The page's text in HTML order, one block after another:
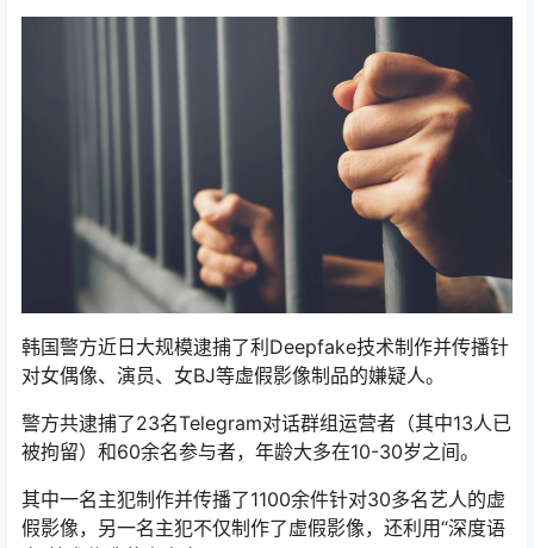
韩国警方近日大规模逮捕了利Deepfake技术制作并传播针
对女偶像、演员、女BJ等虚假影像制品的嫌疑人。
警方共逮捕了23名Telegram对话群组运营者（其中13人已
被拘留）和60余名参与者，年龄大多在10-30岁之间。
其中一名主犯制作并传播了1100余件针对30多名艺人的虚
假影像，另一名主犯不仅制作了虚假影像，还利用“深度语